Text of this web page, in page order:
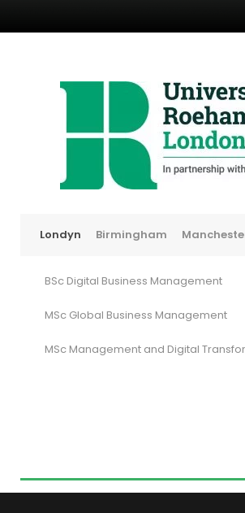
Londyn Birmingham
BSc Digital Business Management
MSc Global Business Management
MSc Management and Digital